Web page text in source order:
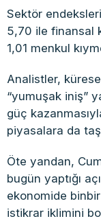
Sektör
5,70 ile finansal
1,01 menkul
Analistler,
“yumuşak iniş”
güç
piyasalara da
Öte yandan,
bugün yaptığı
ekonomide
istikrar iklimini